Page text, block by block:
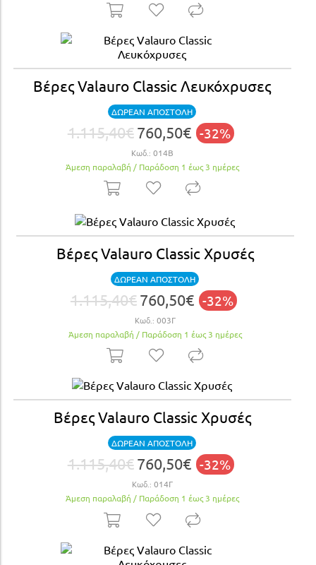
Βέρες Valauro Classic Λευκόχρυσες
ΔΩΡΕΑΝ ΑΠΟΣΤΟΛΗ
1.115,40€ 760,50€ -32%
Κωδ.: 014Β
Άμεση παραλαβή / Παράδoση 1 έως 3 ημέρες
Βέρες Valauro Classic Χρυσές
ΔΩΡΕΑΝ ΑΠΟΣΤΟΛΗ
1.115,40€760,50€ -32%
Κωδ.: 003Γ
Άμεση παραλαβή / Παράδoση 1 έως 3 ημέρες
Βέρες Valauro Classic Χρυσές
ΔΩΡΕΑΝ ΑΠΟΣΤΟΛΗ
1.115,40€ 760,50€ -32%
Κωδ.: 014Γ
Άμεση παραλαβή / Παράδoση 1 έως 3 ημέρες